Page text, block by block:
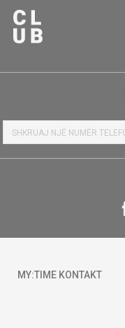
MY:TIME KONTAKT